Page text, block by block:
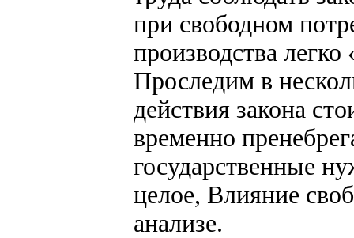
при свободном
производства
Проследим в
действия закона
временно
государственные
целое, Влияние
анализе.